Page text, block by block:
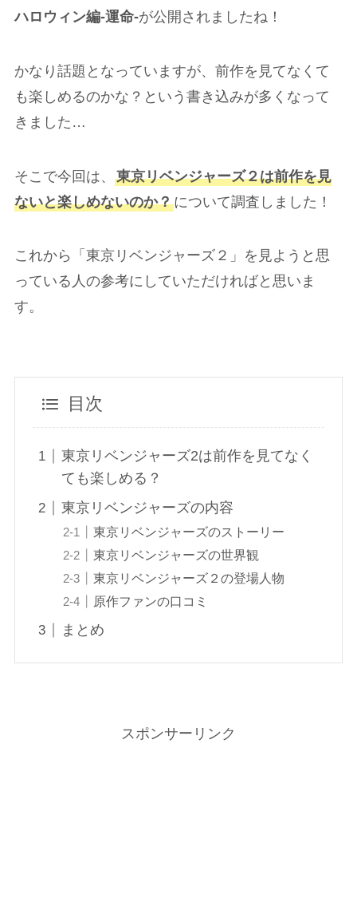
ハロウィン編-運命-が公開されましたね！
かなり話題となっていますが、前作を見てなくて
も楽しめるのかな？という書き込みが多くなって
きました…
そこで今回は、 東京リベンジャーズ２は前作を見
ないと楽しめないのか？について調査しました！
これから「東京リベンジャーズ２」を見ようと思
っている人の参考にしていただければと思いま
す。
目次
東京リベンジャーズ2は前作を見てなく
ても楽しめる？
東京リベンジャーズの内容
東京リベンジャーズのストーリー
東京リベンジャーズの世界観
東京リベンジャーズ２の登場人物
原作ファンの口コミ
まとめ
スポンサーリンク